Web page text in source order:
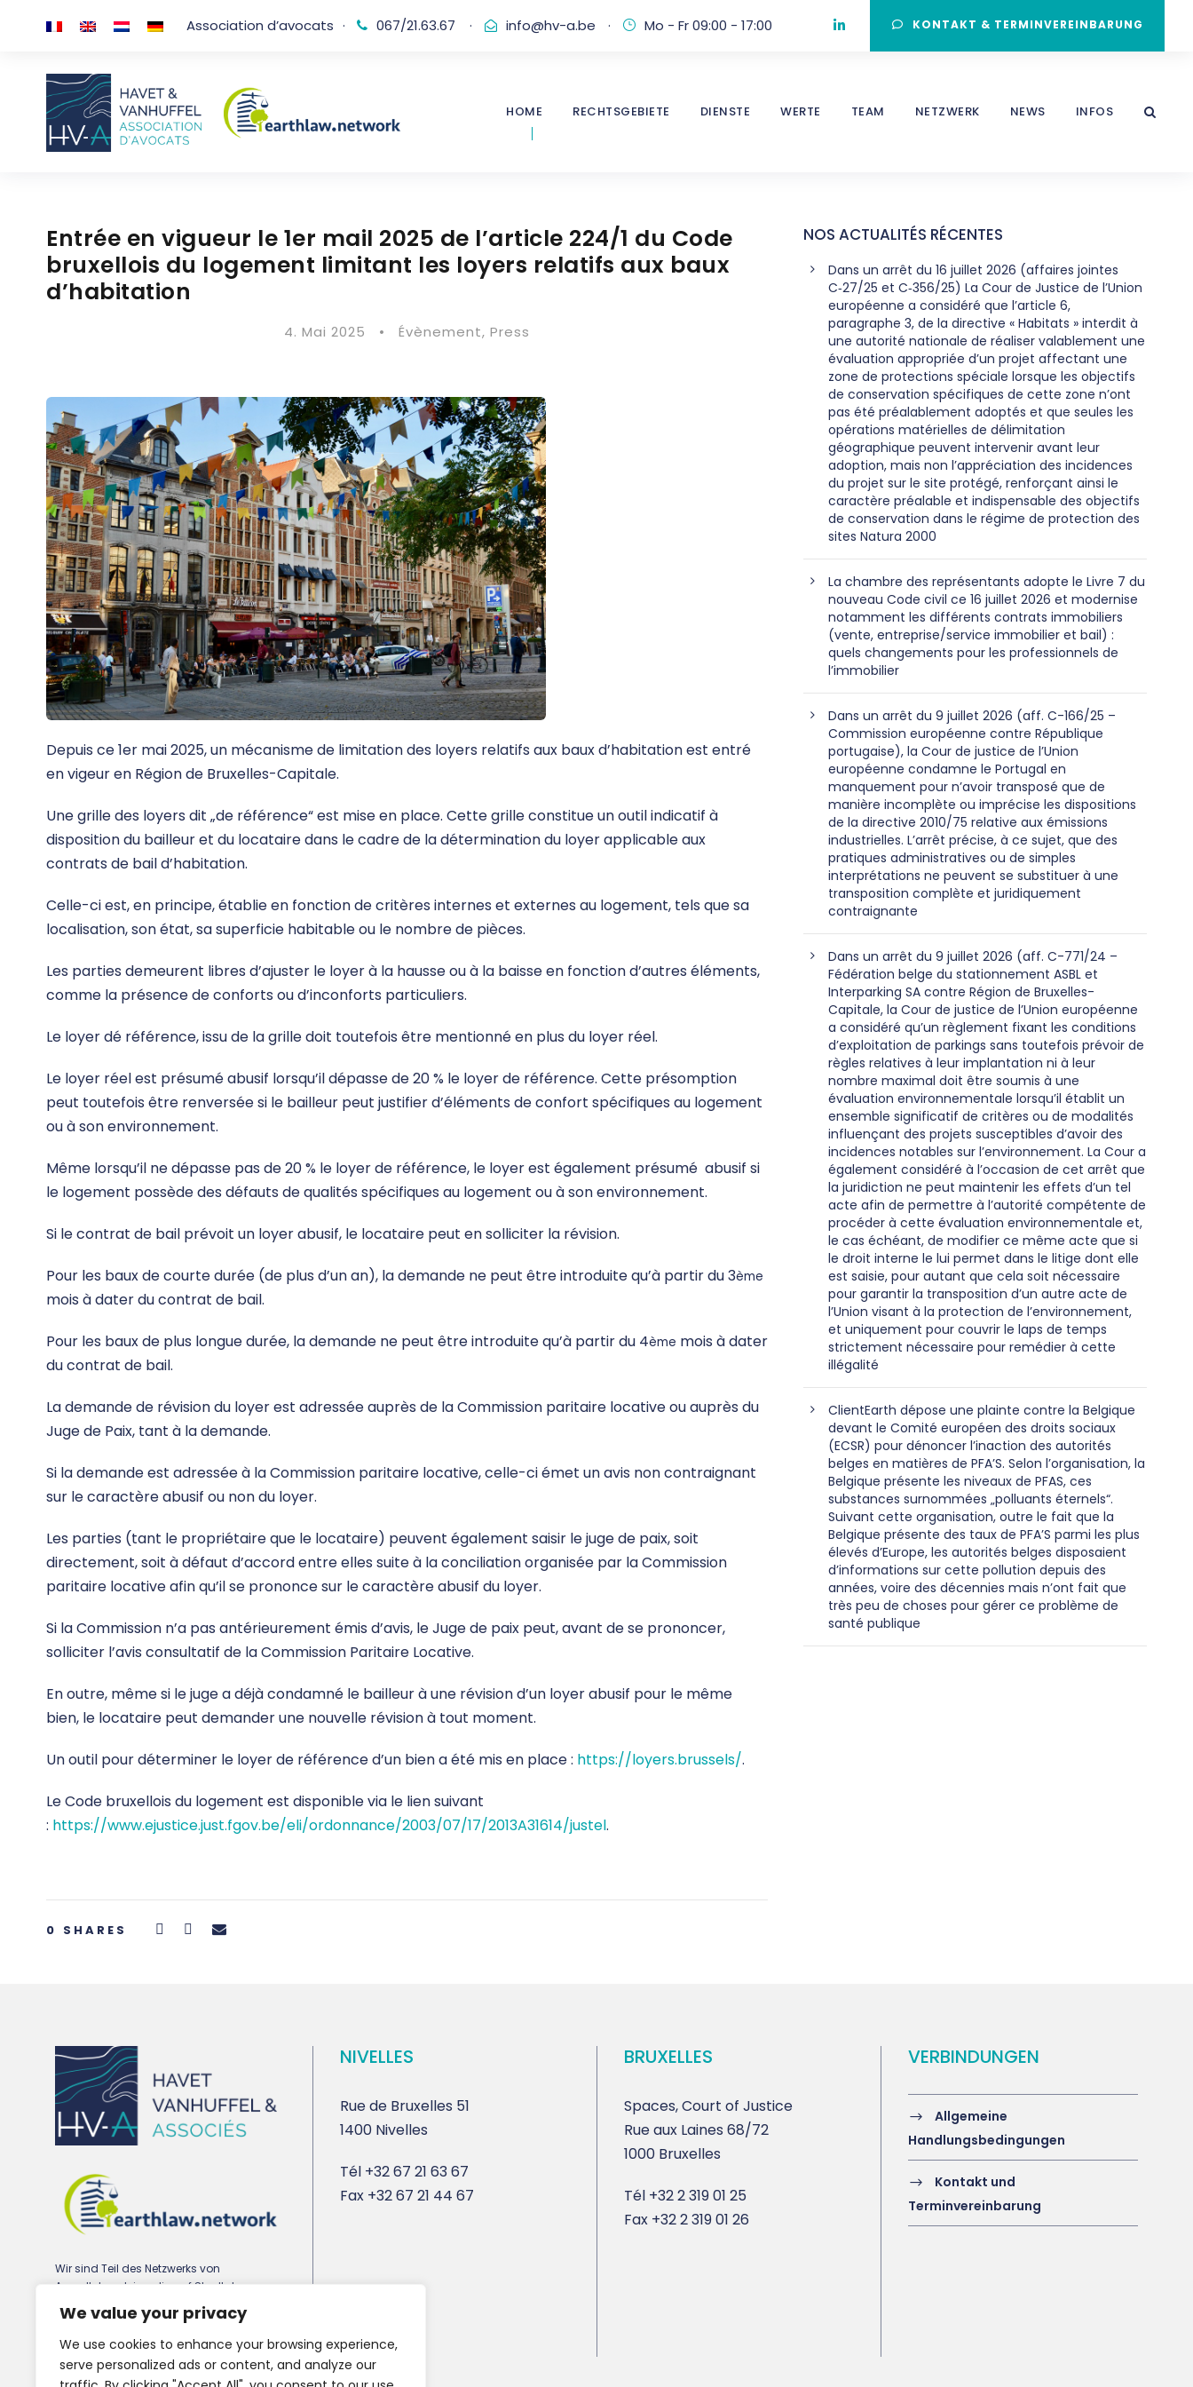
We value your privacy
We use cookies to enhance your browsing experience,
serve personalized ads or content, and analyze our
Association d’avocats · 067/21.63.67 · info@hv-a.be · Mo - Fr 09:00 - 17:00 KONTAKT & TERMINVEREINBARUNG
HOME RECHTSGEBIETE DIENSTE WERTE TEAM NETZWERK NEWS INFOS
Entrée en vigueur le 1er mail 2025 de l’article 224/1 du Code
bruxellois du logement limitant les loyers relatifs aux baux
d’habitation
4. Mai 2025 • Évènement, Press
Depuis ce 1er mai 2025, un mécanisme de limitation des loyers relatifs aux baux d’habitation est entré
en vigeur en Région de Bruxelles-Capitale.
Une grille des loyers dit „de référence“ est mise en place. Cette grille constitue un outil indicatif à
disposition du bailleur et du locataire dans le cadre de la détermination du loyer applicable aux
contrats de bail d’habitation.
Celle-ci est, en principe, établie en fonction de critères internes et externes au logement, tels que sa
localisation, son état, sa superficie habitable ou le nombre de pièces.
Les parties demeurent libres d’ajuster le loyer à la hausse ou à la baisse en fonction d’autres éléments,
comme la présence de conforts ou d’inconforts particuliers.
Le loyer dé référence, issu de la grille doit toutefois être mentionné en plus du loyer réel.
Le loyer réel est présumé abusif lorsqu’il dépasse de 20 % le loyer de référence. Cette présomption
peut toutefois être renversée si le bailleur peut justifier d’éléments de confort spécifiques au logement
ou à son environnement.
Même lorsqu’il ne dépasse pas de 20 % le loyer de référence, le loyer est également présumé abusif si
le logement possède des défauts de qualités spécifiques au logement ou à son environnement.
Si le contrat de bail prévoit un loyer abusif, le locataire peut en solliciter la révision.
Pour les baux de courte durée (de plus d’un an), la demande ne peut être introduite qu’à partir du 3ème
mois à dater du contrat de bail.
Pour les baux de plus longue durée, la demande ne peut être introduite qu’à partir du 4ème mois à dater
du contrat de bail.
La demande de révision du loyer est adressée auprès de la Commission paritaire locative ou auprès du
Juge de Paix, tant à la demande.
Si la demande est adressée à la Commission paritaire locative, celle-ci émet un avis non contraignant
sur le caractère abusif ou non du loyer.
Les parties (tant le propriétaire que le locataire) peuvent également saisir le juge de paix, soit
directement, soit à défaut d’accord entre elles suite à la conciliation organisée par la Commission
paritaire locative afin qu’il se prononce sur le caractère abusif du loyer.
Si la Commission n’a pas antérieurement émis d’avis, le Juge de paix peut, avant de se prononcer,
solliciter l’avis consultatif de la Commission Paritaire Locative.
En outre, même si le juge a déjà condamné le bailleur à une révision d’un loyer abusif pour le même
bien, le locataire peut demander une nouvelle révision à tout moment.
Un outil pour déterminer le loyer de référence d’un bien a été mis en place : https://loyers.brussels/.
Le Code bruxellois du logement est disponible via le lien suivant
: https://www.ejustice.just.fgov.be/eli/ordonnance/2003/07/17/2013A31614/justel.
0 SHARES
NOS ACTUALITÉS RÉCENTES
Dans un arrêt du 16 juillet 2026 (affaires jointes
C‑27/25 et C‑356/25) La Cour de Justice de l’Union
européenne a considéré que l’article 6,
paragraphe 3, de la directive « Habitats » interdit à
une autorité nationale de réaliser valablement une
évaluation appropriée d’un projet affectant une
zone de protections spéciale lorsque les objectifs
de conservation spécifiques de cette zone n’ont
pas été préalablement adoptés et que seules les
opérations matérielles de délimitation
géographique peuvent intervenir avant leur
adoption, mais non l’appréciation des incidences
du projet sur le site protégé, renforçant ainsi le
caractère préalable et indispensable des objectifs
de conservation dans le régime de protection des
sites Natura 2000
La chambre des représentants adopte le Livre 7 du
nouveau Code civil ce 16 juillet 2026 et modernise
notamment les différents contrats immobiliers
(vente, entreprise/service immobilier et bail) :
quels changements pour les professionnels de
l’immobilier
Dans un arrêt du 9 juillet 2026 (aff. C-166/25 –
Commission européenne contre République
portugaise), la Cour de justice de l’Union
européenne condamne le Portugal en
manquement pour n’avoir transposé que de
manière incomplète ou imprécise les dispositions
de la directive 2010/75 relative aux émissions
industrielles. L’arrêt précise, à ce sujet, que des
pratiques administratives ou de simples
interprétations ne peuvent se substituer à une
transposition complète et juridiquement
contraignante
Dans un arrêt du 9 juillet 2026 (aff. C-771/24 –
Fédération belge du stationnement ASBL et
Interparking SA contre Région de Bruxelles-
Capitale, la Cour de justice de l’Union européenne
a considéré qu’un règlement fixant les conditions
d’exploitation de parkings sans toutefois prévoir de
règles relatives à leur implantation ni à leur
nombre maximal doit être soumis à une
évaluation environnementale lorsqu’il établit un
ensemble significatif de critères ou de modalités
influençant des projets susceptibles d’avoir des
incidences notables sur l’environnement. La Cour a
également considéré à l’occasion de cet arrêt que
la juridiction ne peut maintenir les effets d’un tel
acte afin de permettre à l’autorité compétente de
procéder à cette évaluation environnementale et,
le cas échéant, de modifier ce même acte que si
le droit interne le lui permet dans le litige dont elle
est saisie, pour autant que cela soit nécessaire
pour garantir la transposition d’un autre acte de
l’Union visant à la protection de l’environnement,
et uniquement pour couvrir le laps de temps
strictement nécessaire pour remédier à cette
illégalité
ClientEarth dépose une plainte contre la Belgique
devant le Comité européen des droits sociaux
(ECSR) pour dénoncer l’inaction des autorités
belges en matières de PFA’S. Selon l’organisation, la
Belgique présente les niveaux de PFAS, ces
substances surnommées „polluants éternels“.
Suivant cette organisation, outre le fait que la
Belgique présente des taux de PFA’S parmi les plus
élevés d’Europe, les autorités belges disposaient
d’informations sur cette pollution depuis des
années, voire des décennies mais n’ont fait que
très peu de choses pour gérer ce problème de
santé publique
Wir sind Teil des Netzwerks von
Anwaltskanzleien, die auf Stadtplanungs-,
Umwelt- und Immobilienrecht spezialisiert
sind earthlaw.network
NIVELLES
Rue de Bruxelles 51
1400 Nivelles
Tél +32 67 21 63 67
Fax +32 67 21 44 67
BRUXELLES
Spaces, Court of Justice
Rue aux Laines 68/72
1000 Bruxelles
Tél +32 2 319 01 25
Fax +32 2 319 01 26
VERBINDUNGEN
Allgemeine
Handlungsbedingungen
Kontakt und
Terminvereinbarung